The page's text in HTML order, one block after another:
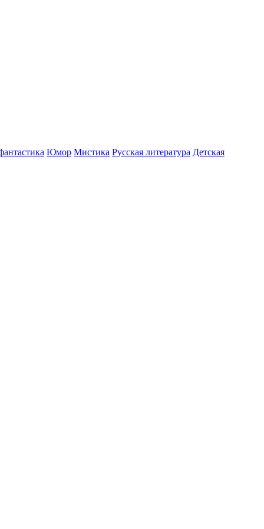
Юмор Мистика Русская литература Детская